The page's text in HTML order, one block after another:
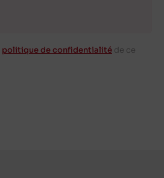
politique de confidentialité de ce